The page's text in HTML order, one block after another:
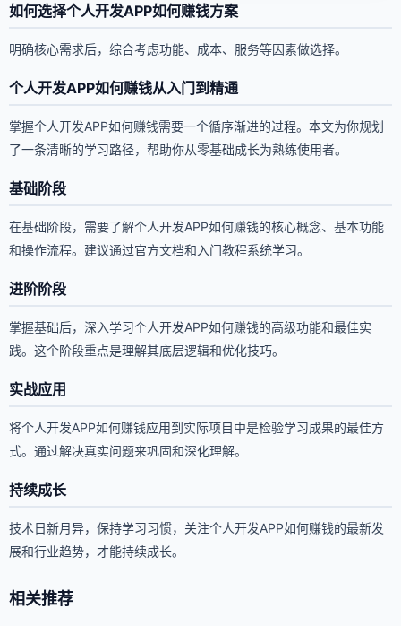
如何选择个人开发APP如何赚钱方案
明确核心需求后，综合考虑功能、成本、服务等因素做选择。
个人开发APP如何赚钱从入门到精通
掌握个人开发APP如何赚钱需要一个循序渐进的过程。本文为你规划
了一条清晰的学习路径，帮助你从零基础成长为熟练使用者。
基础阶段
在基础阶段，需要了解个人开发APP如何赚钱的核心概念、基本功能
和操作流程。建议通过官方文档和入门教程系统学习。
进阶阶段
掌握基础后，深入学习个人开发APP如何赚钱的高级功能和最佳实
践。这个阶段重点是理解其底层逻辑和优化技巧。
实战应用
将个人开发APP如何赚钱应用到实际项目中是检验学习成果的最佳方
式。通过解决真实问题来巩固和深化理解。
持续成长
技术日新月异，保持学习习惯，关注个人开发APP如何赚钱的最新发
展和行业趋势，才能持续成长。
相关推荐